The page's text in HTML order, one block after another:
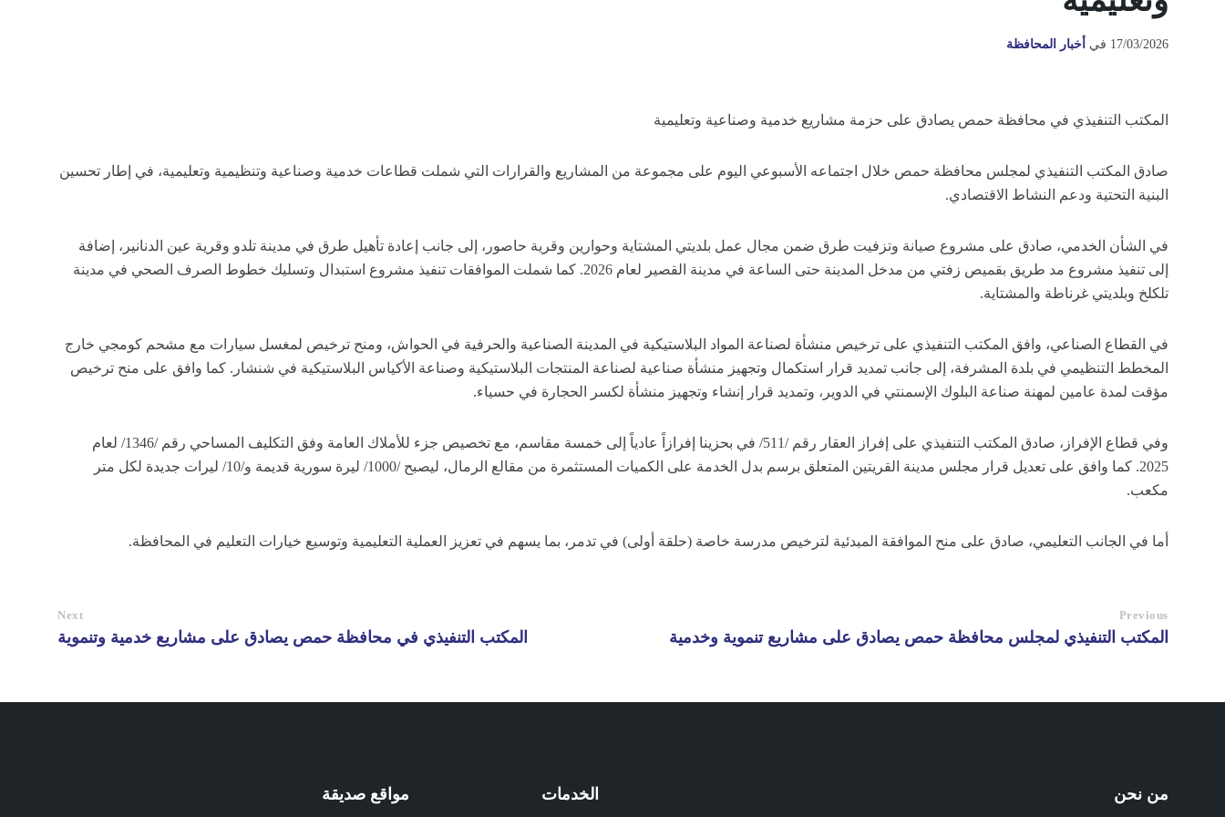
17/03/2026 في أخبار المحافظة
المكتب التنفيذي في محافظة حمص يصادق على حزمة مشاريع خدمية وصناعية وتعليمية
صادق المكتب التنفيذي لمجلس محافظة حمص خلال اجتماعه الأسبوعي اليوم على مجموعة من المشاريع والقرارات التي شملت قطاعات خدمية وصناعية وتنظيمية وتعليمية، في إطار تحسين
البنية التحتية ودعم النشاط الاقتصادي.
في الشأن الخدمي، صادق على مشروع صيانة وتزفيت طرق ضمن مجال عمل بلديتي المشتاية وحوارين وقرية حاصور، إلى جانب إعادة تأهيل طرق في مدينة تلدو وقرية عين الدنانير، إضافة
إلى تنفيذ مشروع مد طريق بقميص زفتي من مدخل المدينة حتى الساعة في مدينة القصير لعام 2026. كما شملت الموافقات تنفيذ مشروع استبدال وتسليك خطوط الصرف الصحي في مدينة
تلكلخ وبلديتي غرناطة والمشتاية.
في القطاع الصناعي، وافق المكتب التنفيذي على ترخيص منشأة لصناعة المواد البلاستيكية في المدينة الصناعية والحرفية في الحواش، ومنح ترخيص لمغسل سيارات مع مشحم كومجي خارج
المخطط التنظيمي في بلدة المشرفة، إلى جانب تمديد قرار استكمال وتجهيز منشأة صناعية لصناعة المنتجات البلاستيكية وصناعة الأكياس البلاستيكية في شنشار. كما وافق على منح ترخيص
مؤقت لمدة عامين لمهنة صناعة البلوك الإسمنتي في الدوير، وتمديد قرار إنشاء وتجهيز منشأة لكسر الحجارة في حسياء.
وفي قطاع الإفراز، صادق المكتب التنفيذي على إفراز العقار رقم /511/ في بحزينا إفرازاً عادياً إلى خمسة مقاسم، مع تخصيص جزء للأملاك العامة وفق التكليف المساحي رقم /1346/ لعام
2025. كما وافق على تعديل قرار مجلس مدينة القريتين المتعلق برسم بدل الخدمة على الكميات المستثمرة من مقالع الرمال، ليصبح /1000/ ليرة سورية قديمة و/10/ ليرات جديدة لكل متر
مكعب.
أما في الجانب التعليمي، صادق على منح الموافقة المبدئية لترخيص مدرسة خاصة (حلقة أولى) في تدمر، بما يسهم في تعزيز العملية التعليمية وتوسيع خيارات التعليم في المحافظة.
Previous
المكتب التنفيذي لمجلس محافظة حمص يصادق على مشاريع تنموية وخدمية
Next
المكتب التنفيذي في محافظة حمص يصادق على مشاريع خدمية وتنموية
من نحن الخدمات مواقع صديقة